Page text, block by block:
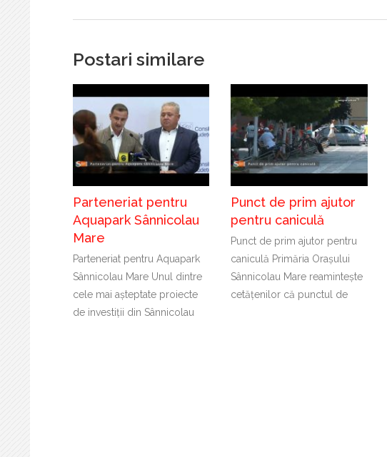
Postari similare
Parteneriat pentru
Aquapark Sânnicolau
Mare
Parteneriat pentru Aquapark
Sânnicolau Mare Unul dintre
cele mai așteptate proiecte
de investiții din Sânnicolau
Punct de prim ajutor
pentru caniculă
Punct de prim ajutor pentru
caniculă Primăria Orașului
Sânnicolau Mare reamintește
cetățenilor că punctul de